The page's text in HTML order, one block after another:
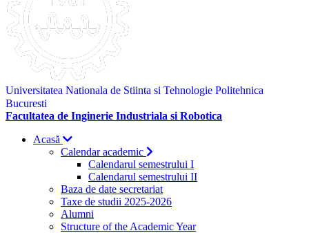
Universitatea Nationala de Stiinta si Tehnologie Politehnica
Bucuresti
Facultatea de Inginerie Industriala si Robotica
Acasă
Calendar academic
Calendarul semestrului I
Calendarul semestrului II
Baza de date secretariat
Taxe de studii 2025-2026
Alumni
Structure of the Academic Year